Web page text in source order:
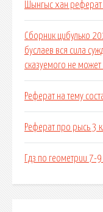
Шынгыс хан реферат
Сборник цибулько
буслаев вся сила
сказуемого не
Реферат на тему
Реферат про рысь 3
Гдз по геометрии 7-